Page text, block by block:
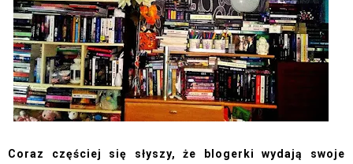
Coraz częściej się słyszy, że blogerki wydają swoje